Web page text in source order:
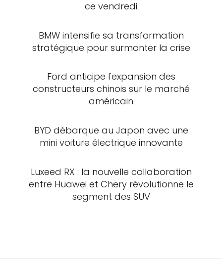
ce vendredi
BMW intensifie sa transformation
stratégique pour surmonter la crise
Ford anticipe l'expansion des
constructeurs chinois sur le marché
américain
BYD débarque au Japon avec une
mini voiture électrique innovante
Luxeed RX : la nouvelle collaboration
entre Huawei et Chery révolutionne le
segment des SUV